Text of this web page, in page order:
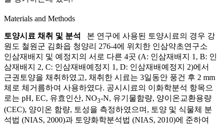
Materials and Methods
토양시료 채취 및 분석
본 연구에 사용된 토양시료의 경우 강
원도 철원군 김화읍 청양리 276-4에 위치한 인삼약초연구소
인삼재배지 및 예정지의 서로 다른 4곳 (A: 인삼재배지 1, B: 인
삼재배지 2, C: 인삼재배예정지 1, D: 인삼재배예정지 2)에서
근권토양을 채취하였고, 채취한 시료는 3일동안 풍건 후 2 mm
체로 체거름하여 사용하였다. 공시시료의 이화학분석 항목으
로는 pH, EC, 유효인산, NO3-N, 유기물함량, 양이온교환용량
(CEC), 양이온 함량, 토성을 측정하였으며, 토양 및 식물체 분
석법 (NIAS, 2000)과 토양화학분석법 (NIAS, 2010)에 준하여